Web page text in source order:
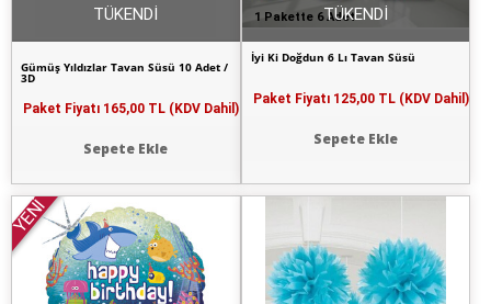
Gümüş Yıldızlar Tavan Süsü 10 Adet /
3D
Paket Fiyatı 165,00 TL (KDV Dahil)
Sepete Ekle
TÜKENDİ 1 Pakette 6 Adet
İyi Ki Doğdun 6 Lı Tavan Süsü
Paket Fiyatı 125,00 TL (KDV Dahil)
Sepete Ekle
TÜKENDİ
YENİ